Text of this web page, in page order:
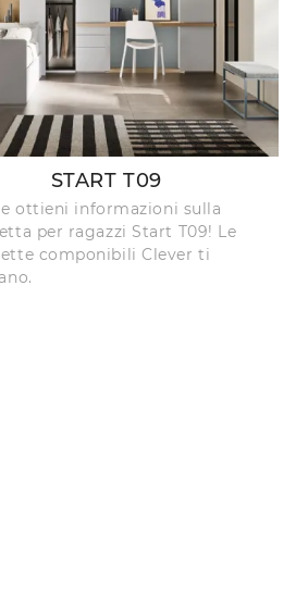
START T09
ottieni informazioni sulla
per ragazzi Start T09! Le
componibili Clever ti